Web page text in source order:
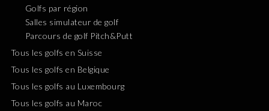
Golfs par région
Salles simulateur de golf
Parcours de golf Pitch&Putt
Tous les golfs en Suisse
Tous les golfs en Belgique
Tous les golfs au Luxembourg
Tous les golfs au Maroc